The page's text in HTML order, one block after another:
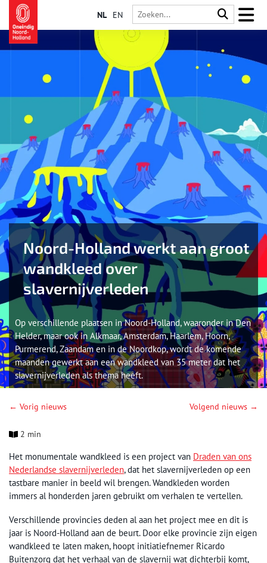
NL EN
Noord-Holland werkt aan groot
wandkleed over
slavernijverleden
Op verschillende plaatsen in Noord-Holland, waaronder in Den
Helder, maar ook in Alkmaar, Amsterdam, Haarlem, Hoorn,
Purmerend, Zaandam en in de Noordkop, wordt de komende
maanden gewerkt aan een wandkleed van 35 meter dat het
slavernijverleden als thema heeft.
← Vorig nieuws Volgend nieuws →
2 min
Het monumentale wandkleed is een project van Draden van ons
Nederlandse slavernijverleden, dat het slavernijverleden op een
tastbare manier in beeld wil brengen. Wandkleden worden
immers al honderden jaren gebruikt om verhalen te vertellen.
Verschillende provincies deden al aan het project mee en dit is
jaar is Noord-Holland aan de beurt. Door elke provincie zijn eigen
wandkleed te laten maken, hoopt initiatiefnemer Ricardo
Buitenzorg dat het verhaal van de slavernij wat dichterbij komt,